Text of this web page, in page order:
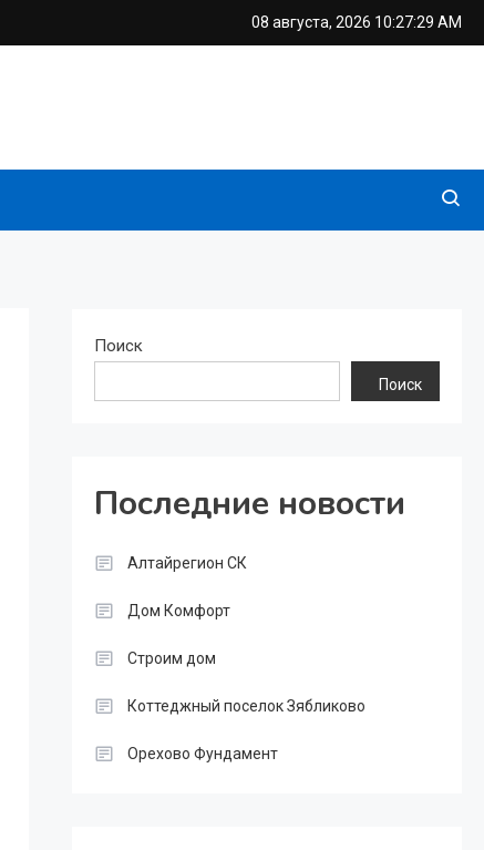
08 августа, 2026 10:27:30 AM
Поиск
Поиск
Последние новости
Алтайрегион СК
Дом Комфорт
Строим дом
Коттеджный поселок Зябликово
Орехово Фундамент